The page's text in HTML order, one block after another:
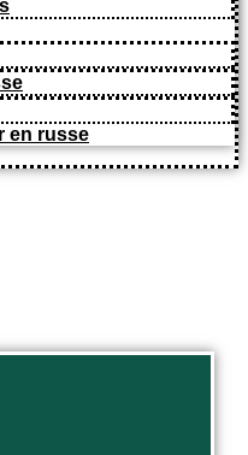
en russe